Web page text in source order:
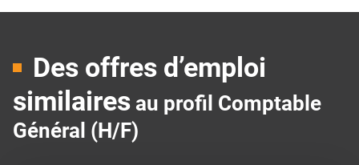
Des offres d’emploi
similaires au profil Comptable
Général (H/F)